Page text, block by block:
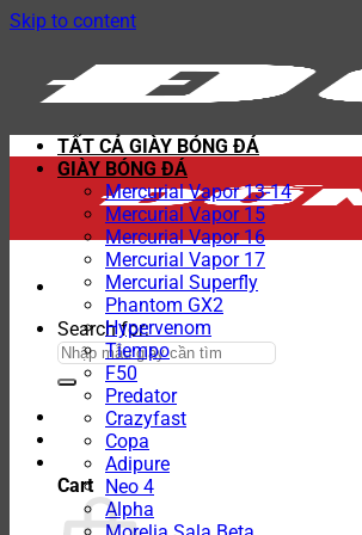
Skip to content
Search for:
Cart
TẤT CẢ GIÀY BÓNG ĐÁ
GIÀY BÓNG ĐÁ
Mercurial Vapor 13-14
Mercurial Vapor 15
Mercurial Vapor 16
Mercurial Vapor 17
Mercurial Superfly
Phantom GX2
Hypervenom
Tiempo
F50
Predator
Crazyfast
Copa
Adipure
Neo 4
Alpha